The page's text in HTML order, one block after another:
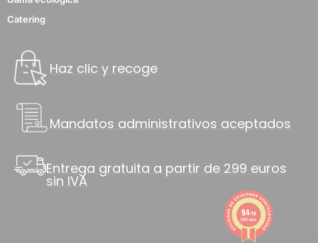
Catering
Haz clic y recoge
Mandatos administrativos aceptados
Entrega gratuita a partir de 299 euros
sin IVA
9.4/10
8845 notas